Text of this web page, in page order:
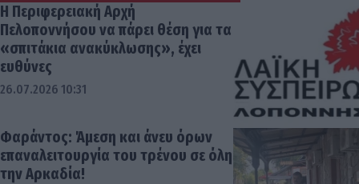
Η Περιφερειακή Αρχή
Πελοποννήσου να πάρει θέση για τα
«σπιτάκια ανακύκλωσης», έχει
ευθύνες
26.07.2026 10:31
Φαράντος: Άμεση και άνευ όρων
επαναλειτουργία του τρένου σε όλη
την Αρκαδία!